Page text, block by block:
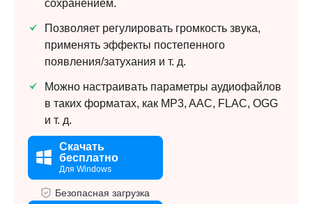
сохранением.
Позволяет регулировать громкость звука,
применять эффекты постепенного
появления/затухания и т. д.
Можно настраивать параметры аудиофайлов
в таких форматах, как MP3, AAC, FLAC, OGG
и т. д.
Скачать
бесплатно
Для Windows
Безопасная загрузка